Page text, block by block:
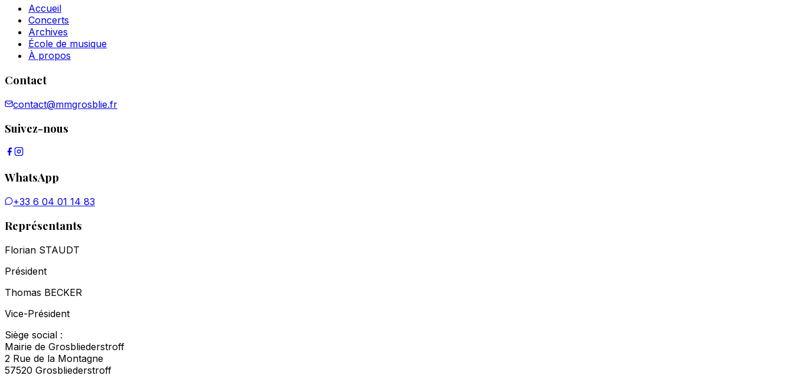
Accueil
Concerts
Archives
École de musique
À propos
Contact
contact@mmgrosblie.fr
Suivez-nous
WhatsApp
+33 6 04 01 14 83
Représentants
Florian STAUDT
Président
Thomas BECKER
Vice-Président
Siège social :
Mairie de Grosbliederstroff
2 Rue de la Montagne
57520 Grosbliederstroff